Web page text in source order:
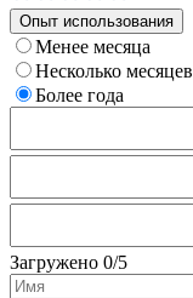
Опыт использования
Менее месяца
Несколько месяцев
Более года
Загружено 0/5